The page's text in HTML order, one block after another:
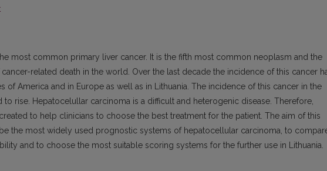
most common primary liver cancer. It is the fifth most common neoplasm and the
related death in the world. Over the last decade the incidence of this cancer
of America and in Europe as well as in Lithuania. The incidence of this cancer in the
rise. Hepatocelullar carcinoma is a difficult and heterogenic disease. Therefore,
to help clinicians to choose the best treatment for the patient. The aim of this
the most widely used prognostic systems of hepatocellular carcinoma, to
and to choose the most suitable scoring systems for the further use in Lithuania.